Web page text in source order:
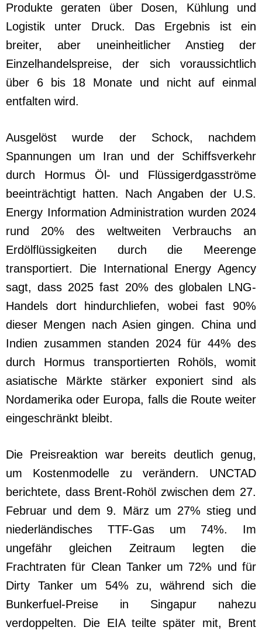
Produkte geraten über Dosen, Kühlung und
Logistik unter Druck. Das Ergebnis ist ein
breiter, aber uneinheitlicher Anstieg der
Einzelhandelspreise, der sich voraussichtlich
über 6 bis 18 Monate und nicht auf einmal
entfalten wird.
Ausgelöst wurde der Schock, nachdem
Spannungen um Iran und der Schiffsverkehr
durch Hormus Öl- und Flüssigerdgasströme
beeinträchtigt hatten. Nach Angaben der U.S.
Energy Information Administration wurden 2024
rund 20% des weltweiten Verbrauchs an
Erdölflüssigkeiten durch die Meerenge
transportiert. Die International Energy Agency
sagt, dass 2025 fast 20% des globalen LNG-
Handels dort hindurchliefen, wobei fast 90%
dieser Mengen nach Asien gingen. China und
Indien zusammen standen 2024 für 44% des
durch Hormus transportierten Rohöls, womit
asiatische Märkte stärker exponiert sind als
Nordamerika oder Europa, falls die Route weiter
eingeschränkt bleibt.
Die Preisreaktion war bereits deutlich genug,
um Kostenmodelle zu verändern. UNCTAD
berichtete, dass Brent-Rohöl zwischen dem 27.
Februar und dem 9. März um 27% stieg und
niederländisches TTF-Gas um 74%. Im
ungefähr gleichen Zeitraum legten die
Frachtraten für Clean Tanker um 72% und für
Dirty Tanker um 54% zu, während sich die
Bunkerfuel-Preise in Singapur nahezu
verdoppelten. Die EIA teilte später mit, Brent